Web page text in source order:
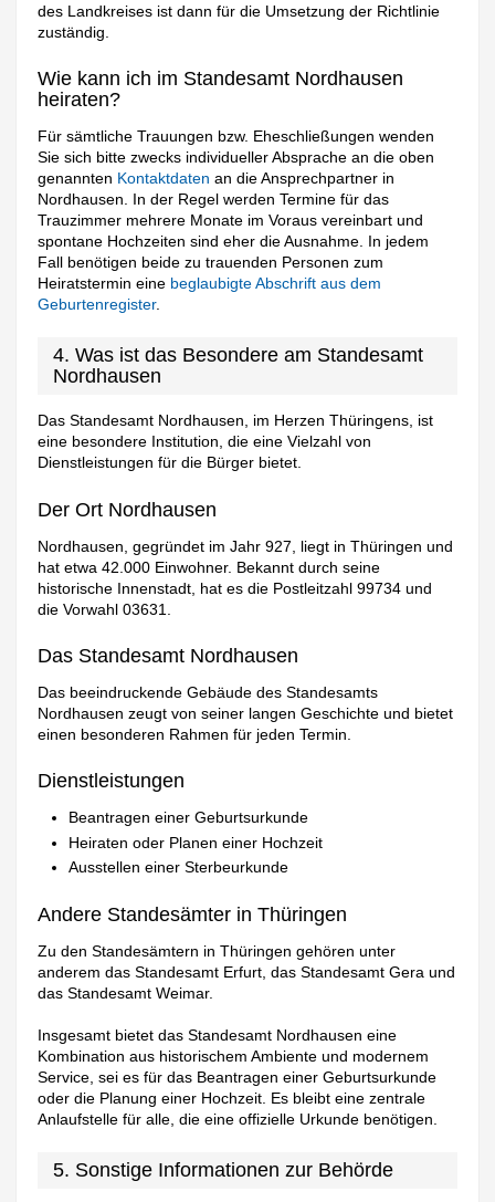
des Landkreises ist dann für die Umsetzung der Richtlinie
zuständig.
Wie kann ich im Standesamt Nordhausen
heiraten?
Für sämtliche Trauungen bzw. Eheschließungen wenden
Sie sich bitte zwecks individueller Absprache an die oben
genannten Kontaktdaten an die Ansprechpartner in
Nordhausen. In der Regel werden Termine für das
Trauzimmer mehrere Monate im Voraus vereinbart und
spontane Hochzeiten sind eher die Ausnahme. In jedem
Fall benötigen beide zu trauenden Personen zum
Heiratstermin eine beglaubigte Abschrift aus dem
Geburtenregister.
4. Was ist das Besondere am Standesamt
Nordhausen
Das Standesamt Nordhausen, im Herzen Thüringens, ist
eine besondere Institution, die eine Vielzahl von
Dienstleistungen für die Bürger bietet.
Der Ort Nordhausen
Nordhausen, gegründet im Jahr 927, liegt in Thüringen und
hat etwa 42.000 Einwohner. Bekannt durch seine
historische Innenstadt, hat es die Postleitzahl 99734 und
die Vorwahl 03631.
Das Standesamt Nordhausen
Das beeindruckende Gebäude des Standesamts
Nordhausen zeugt von seiner langen Geschichte und bietet
einen besonderen Rahmen für jeden Termin.
Dienstleistungen
Beantragen einer Geburtsurkunde
Heiraten oder Planen einer Hochzeit
Ausstellen einer Sterbeurkunde
Andere Standesämter in Thüringen
Zu den Standesämtern in Thüringen gehören unter
anderem das Standesamt Erfurt, das Standesamt Gera und
das Standesamt Weimar.
Insgesamt bietet das Standesamt Nordhausen eine
Kombination aus historischem Ambiente und modernem
Service, sei es für das Beantragen einer Geburtsurkunde
oder die Planung einer Hochzeit. Es bleibt eine zentrale
Anlaufstelle für alle, die eine offizielle Urkunde benötigen.
5. Sonstige Informationen zur Behörde